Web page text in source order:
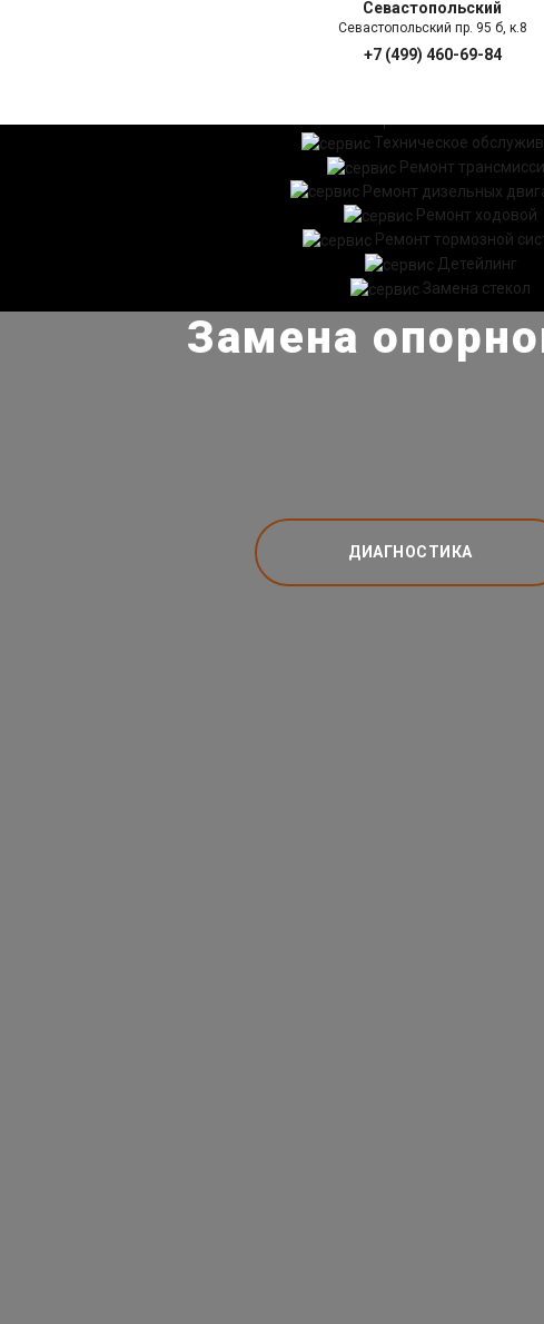
Севастопольский
Севастопольский пр. 95 б, к.8
+7 (499) 460-69-84
Техническое
Ремонт
Ремонт дизельных
Ремонт ходовой
Ремонт тормозной
Детейлинг
Замена стекол
Замена
ДИАГНОСТИКА